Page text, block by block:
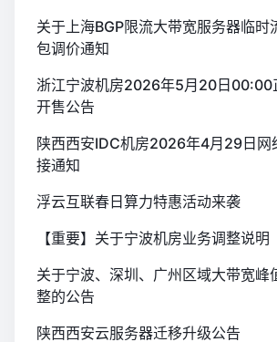
关于上海BGP限流大带宽服务器临时
包调价通知
浙江宁波机房2026年5月20日00:00
开售公告
陕西西安IDC机房2026年4月29日网
接通知
浮云互联春日算力特惠活动来袭
【重要】关于宁波机房业务调整说明
关于宁波、深圳、广州区域大带宽峰
整的公告
陕西西安云服务器迁移升级公告